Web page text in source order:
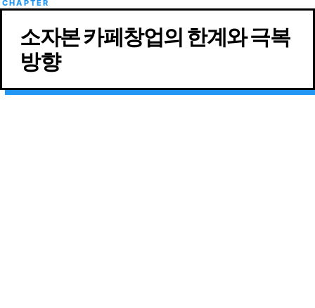
소자본 카페창업의 한계와 극복
방향